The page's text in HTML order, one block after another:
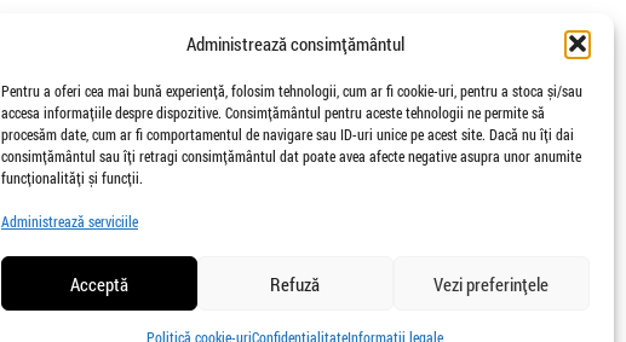
Administrează consimțământul
Pentru a oferi cea mai bună experiență, folosim tehnologii, cum ar fi cookie-uri, pentru a stoca și/sau
accesa informațiile despre dispozitive. Consimțământul pentru aceste tehnologii ne permite să
procesăm date, cum ar fi comportamentul de navigare sau ID-uri unice pe acest site. Dacă nu îți dai
consimțământul sau îți retragi consimțământul dat poate avea afecte negative asupra unor anumite
funcționalități și funcții.
Administrează serviciile
Acceptă Refuză Vezi preferințele
Politică cookie-uriConfidențialitateInformații legale